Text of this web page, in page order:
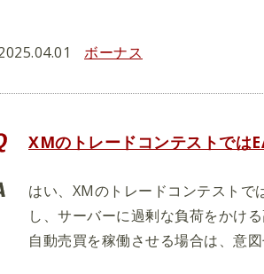
ボーナス
XMのトレードコンテストでは
はい、XMのトレードコンテストで
し、サーバーに過剰な負荷をかけ
自動売買を稼働させる場合は、意